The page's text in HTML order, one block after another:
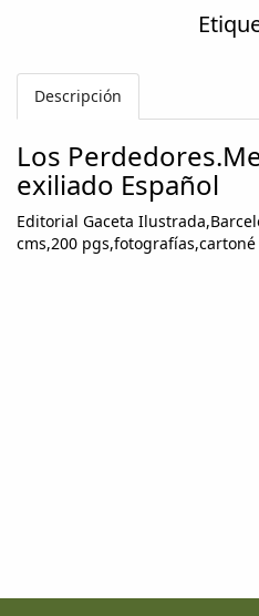
Descripción
Los
exiliado Español
Editorial Gaceta
cms,200